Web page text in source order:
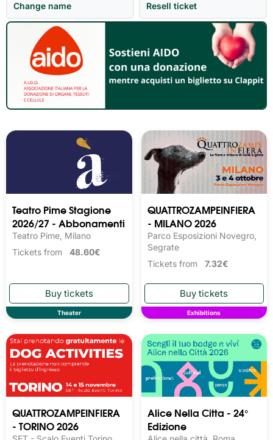
Teatro Pime Stagione
2026/27 - Abbonamenti
Teatro Pime, Milano
Tickets from 48.60€
Theater
QUATTROZAMPEINFIERA
- MILANO 2026
Parco Esposizioni Novegro,
Segrate
Tickets from 7.32€
Exhibitions
QUATTROZAMPEINFIERA
- TORINO 2026
Alice Nella Citta - 24°
Edizione
Change name Resell ticket